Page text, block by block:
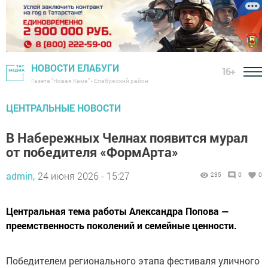
НОВОСТИ ЕЛАБУГИ
Газета "Новая Кама" - Елабужский район
16+
ЦЕНТРАЛЬНЫЕ НОВОСТИ
В Набережных Челнах появится мурал
от победителя «ФормАрта»
admin, 24 июня 2026 - 15:27 235 0 0
Центральная тема работы Александра Попова —
преемственность поколений и семейные ценности.
Победителем регионального этапа фестиваля уличного